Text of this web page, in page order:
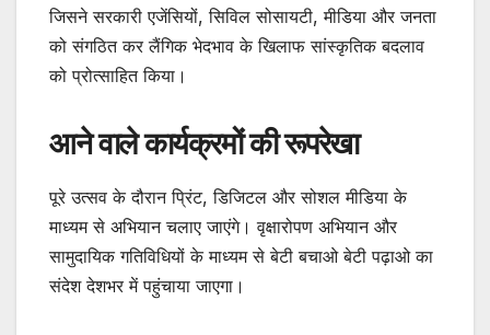
जिसने सरकारी एजेंसियों, सिविल सोसायटी, मीडिया और जनता
को संगठित कर लैंगिक भेदभाव के खिलाफ सांस्कृतिक बदलाव
को प्रोत्साहित किया।
आने वाले कार्यक्रमों की रूपरेखा
पूरे उत्सव के दौरान प्रिंट, डिजिटल और सोशल मीडिया के
माध्यम से अभियान चलाए जाएंगे। वृक्षारोपण अभियान और
सामुदायिक गतिविधियों के माध्यम से बेटी बचाओ बेटी पढ़ाओ का
संदेश देशभर में पहुंचाया जाएगा।